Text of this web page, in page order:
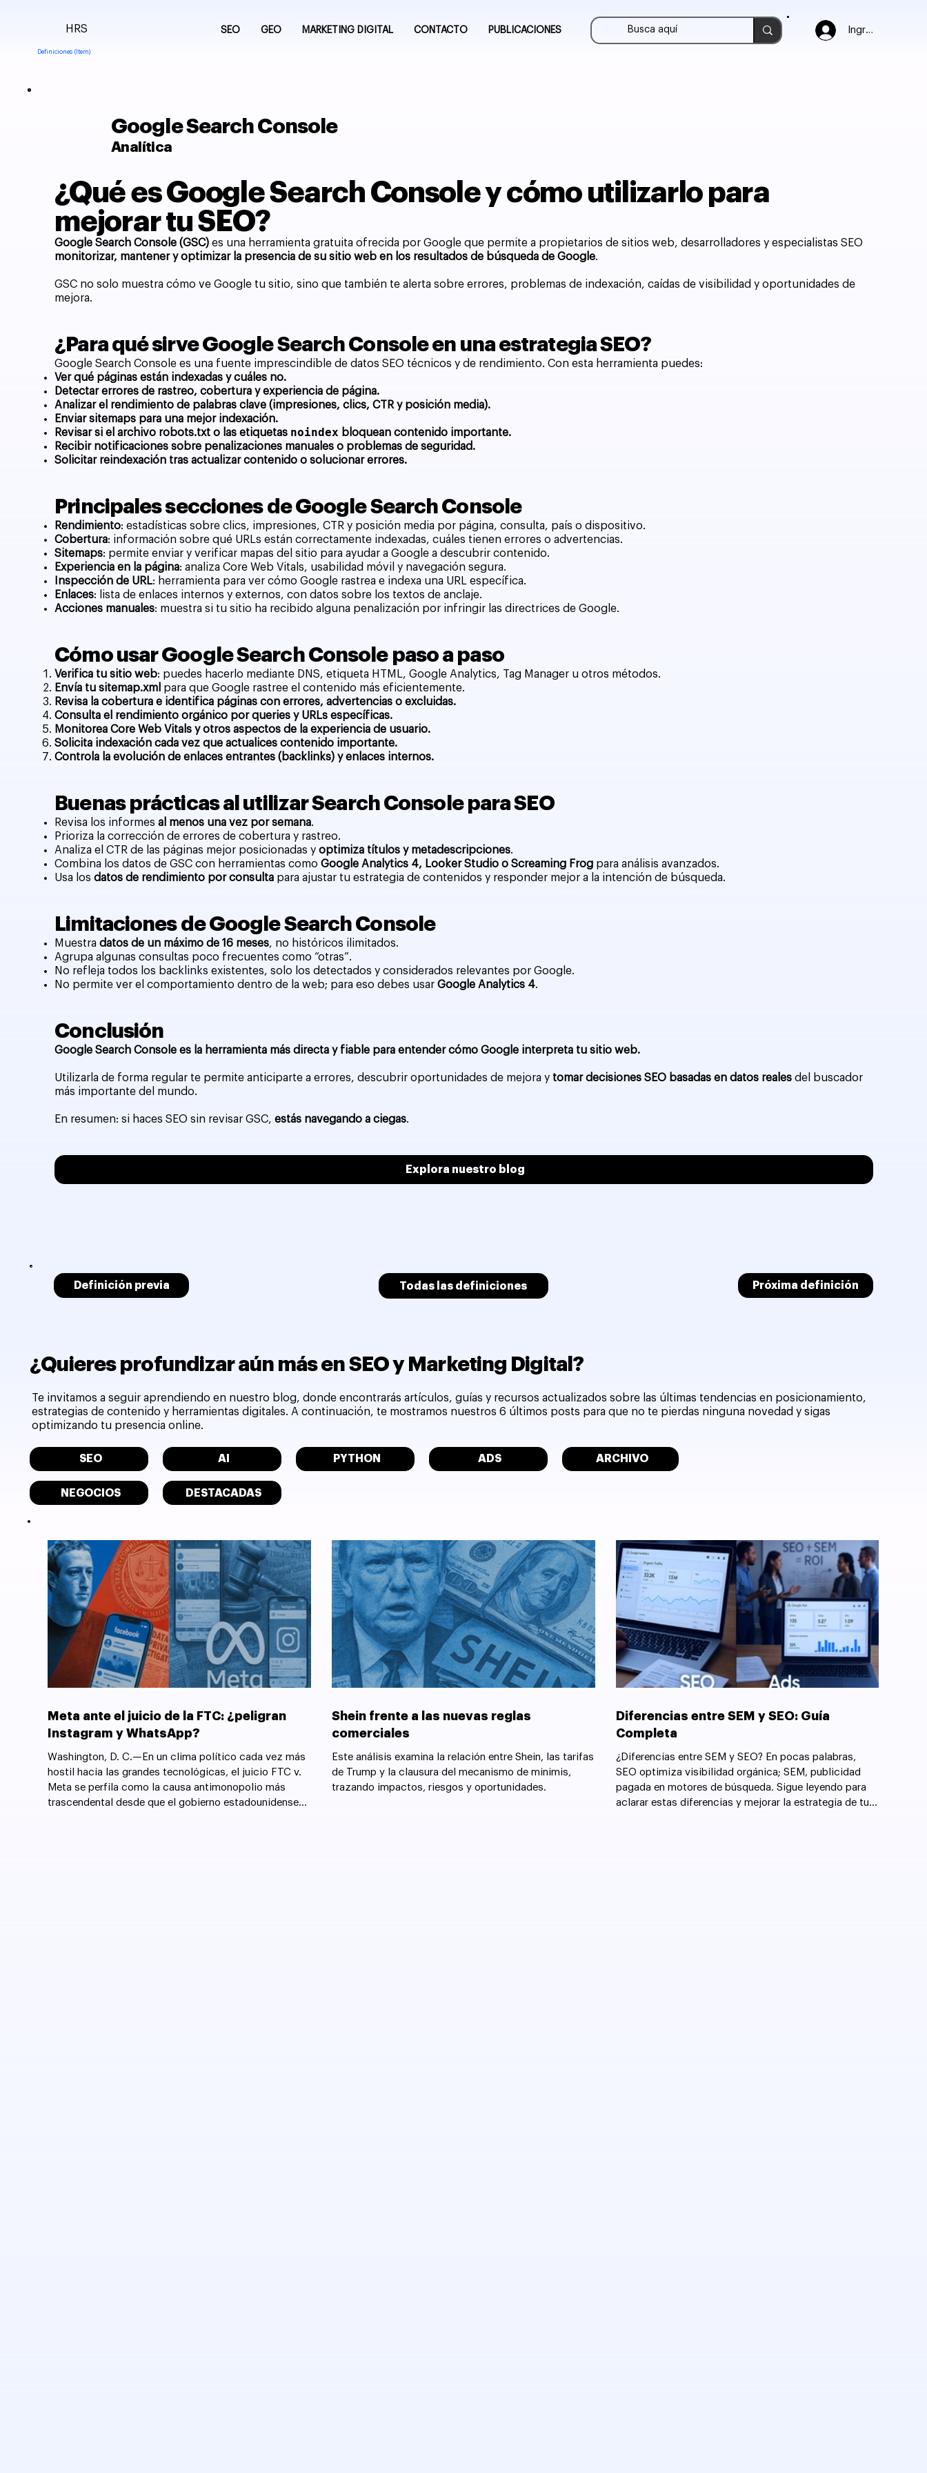
Ingresar
SEO GEO MARKETING DIGITAL CONTACTO PUBLICACIONES
Definiciones (Item)
HRS
Google Search Console
Analítica
¿Qué es Google Search Console y cómo utilizarlo para
mejorar tu SEO?
Google Search Console (GSC) es una herramienta gratuita ofrecida por Google que permite a propietarios de sitios web, desarrolladores y especialistas SEO
monitorizar, mantener y optimizar la presencia de su sitio web en los resultados de búsqueda de Google.
GSC no solo muestra cómo ve Google tu sitio, sino que también te alerta sobre errores, problemas de indexación, caídas de visibilidad y oportunidades de
mejora.
¿Para qué sirve Google Search Console en una estrategia SEO?
Google Search Console es una fuente imprescindible de datos SEO técnicos y de rendimiento. Con esta herramienta puedes:
Ver qué páginas están indexadas y cuáles no.
Detectar errores de rastreo, cobertura y experiencia de página.
Analizar el rendimiento de palabras clave (impresiones, clics, CTR y posición media).
Enviar sitemaps para una mejor indexación.
Revisar si el archivo robots.txt o las etiquetas noindex bloquean contenido importante.
Recibir notificaciones sobre penalizaciones manuales o problemas de seguridad.
Solicitar reindexación tras actualizar contenido o solucionar errores.
Principales secciones de Google Search Console
Rendimiento: estadísticas sobre clics, impresiones, CTR y posición media por página, consulta, país o dispositivo.
Cobertura: información sobre qué URLs están correctamente indexadas, cuáles tienen errores o advertencias.
Sitemaps: permite enviar y verificar mapas del sitio para ayudar a Google a descubrir contenido.
Experiencia en la página: analiza Core Web Vitals, usabilidad móvil y navegación segura.
Inspección de URL: herramienta para ver cómo Google rastrea e indexa una URL específica.
Enlaces: lista de enlaces internos y externos, con datos sobre los textos de anclaje.
Acciones manuales: muestra si tu sitio ha recibido alguna penalización por infringir las directrices de Google.
Cómo usar Google Search Console paso a paso
Verifica tu sitio web: puedes hacerlo mediante DNS, etiqueta HTML, Google Analytics, Tag Manager u otros métodos.
Envía tu sitemap.xml para que Google rastree el contenido más eficientemente.
Revisa la cobertura e identifica páginas con errores, advertencias o excluidas.
Consulta el rendimiento orgánico por queries y URLs específicas.
Monitorea Core Web Vitals y otros aspectos de la experiencia de usuario.
Solicita indexación cada vez que actualices contenido importante.
Controla la evolución de enlaces entrantes (backlinks) y enlaces internos.
Buenas prácticas al utilizar Search Console para SEO
Revisa los informesal menos una vez por semana.
Prioriza la corrección de errores de cobertura y rastreo.
Analiza el CTR de las páginas mejor posicionadas yoptimiza títulos y metadescripciones.
Combina los datos de GSC con herramientas comoGoogle Analytics 4, Looker Studio o Screaming Frog para análisis avanzados.
Usa losdatos de rendimiento por consulta para ajustar tu estrategia de contenidos y responder mejor a la intención de búsqueda.
Limitaciones de Google Search Console
Muestradatos de un máximo de 16 meses, no históricos ilimitados.
Agrupa algunas consultas poco frecuentes como “otras”.
No refleja todos los backlinks existentes, solo los detectados y considerados relevantes por Google.
No permite ver el comportamiento dentro de la web; para eso debes usarGoogle Analytics 4.
Conclusión
Google Search Console es la herramienta más directa y fiable para entender cómo Google interpreta tu sitio web.
Utilizarla de forma regular te permite anticiparte a errores, descubrir oportunidades de mejora y tomar decisiones SEO basadas en datos reales del buscador
más importante del mundo.
En resumen: si haces SEO sin revisar GSC,estás navegando a ciegas.
Explora nuestro blog
Definición previa Todas las definiciones Próxima definición
¿Quieres profundizar aún más en SEO y Marketing Digital?
Te invitamos a seguir aprendiendo en nuestro blog, donde encontrarás artículos, guías y recursos actualizados sobre las últimas tendencias en posicionamiento,
estrategias de contenido y herramientas digitales. A continuación, te mostramos nuestros 6 últimos posts para que no te pierdas ninguna novedad y sigas
optimizando tu presencia online.
SEO AI PYTHON ADS ARCHIVO
NEGOCIOS DESTACADAS
Meta ante el juicio de la FTC: ¿peligran
Instagram y WhatsApp?
Washington, D. C.—En un clima político cada vez más
hostil hacia las grandes tecnológicas, el juicio FTC v.
Meta se perfila como la causa antimonopolio más
trascendental desde que el gobierno estadounidense
Shein frente a las nuevas reglas
comerciales
Este análisis examina la relación entre Shein, las tarifas
de Trump y la clausura del mecanismo de minimis,
trazando impactos, riesgos y oportunidades.
Diferencias entre SEM y SEO: Guía
Completa
¿Diferencias entre SEM y SEO? En pocas palabras,
SEO optimiza visibilidad orgánica; SEM, publicidad
pagada en motores de búsqueda. Sigue leyendo para
aclarar estas diferencias y mejorar la estrategia de tu